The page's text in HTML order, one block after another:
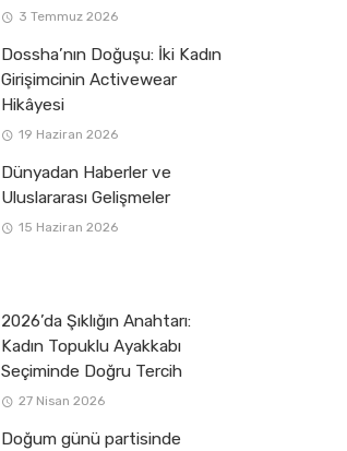
3 Temmuz 2026
Dossha’nın Doğuşu: İki Kadın
Girişimcinin Activewear
Hikâyesi
19 Haziran 2026
Dünyadan Haberler ve
Uluslararası Gelişmeler
15 Haziran 2026
2026’da Şıklığın Anahtarı:
Kadın Topuklu Ayakkabı
Seçiminde Doğru Tercih
27 Nisan 2026
Doğum günü partisinde